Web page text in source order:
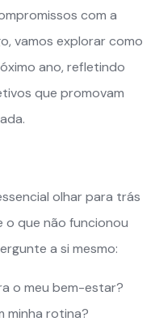
com a
vamos explorar como
ano, refletindo
que promovam
olhar para trás
o que não funcionou
a si mesmo:
o meu bem-estar?
minha rotina?